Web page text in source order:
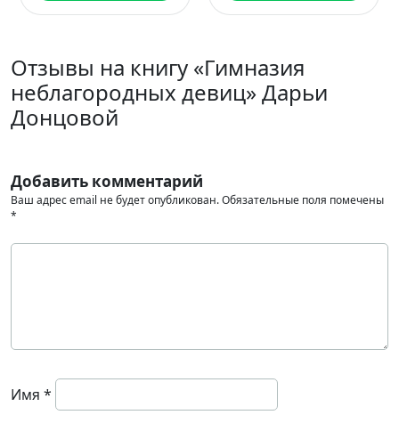
Отзывы на книгу «Гимназия
неблагородных девиц» Дарьи
Донцовой
Добавить комментарий
Ваш адрес email не будет опубликован.Обязательные поля помечены
*
Имя *